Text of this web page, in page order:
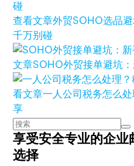
查看文章外贸SOHO选品
千万别碰
文章SOHO外贸接单避坑
看文章一人公司税务怎么
享
享受安全专业的企业
选择